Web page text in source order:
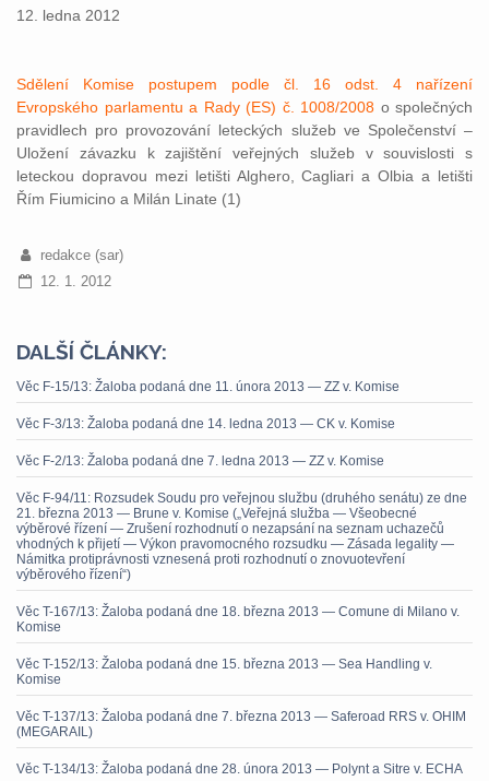
12. ledna 2012
Sdělení Komise postupem podle čl. 16 odst. 4 nařízení
Evropského parlamentu a Rady (ES) č. 1008/2008 o společných
pravidlech pro provozování leteckých služeb ve Společenství –
Uložení závazku k zajištění veřejných služeb v souvislosti s
leteckou dopravou mezi letišti Alghero, Cagliari a Olbia a letišti
Řím Fiumicino a Milán Linate (1)
redakce (sar)
12. 1. 2012
DALŠÍ ČLÁNKY:
Věc F-15/13: Žaloba podaná dne 11. února 2013 — ZZ v. Komise
Věc F-3/13: Žaloba podaná dne 14. ledna 2013 — CK v. Komise
Věc F-2/13: Žaloba podaná dne 7. ledna 2013 — ZZ v. Komise
Věc F-94/11: Rozsudek Soudu pro veřejnou službu (druhého senátu) ze dne
21. března 2013 — Brune v. Komise („Veřejná služba — Všeobecné
výběrové řízení — Zrušení rozhodnutí o nezapsání na seznam uchazečů
vhodných k přijetí — Výkon pravomocného rozsudku — Zásada legality —
Námitka protiprávnosti vznesená proti rozhodnutí o znovuotevření
výběrového řízení“)
Věc T-167/13: Žaloba podaná dne 18. března 2013 — Comune di Milano v.
Komise
Věc T-152/13: Žaloba podaná dne 15. března 2013 — Sea Handling v.
Komise
Věc T-137/13: Žaloba podaná dne 7. března 2013 — Saferoad RRS v. OHIM
(MEGARAIL)
Věc T-134/13: Žaloba podaná dne 28. února 2013 — Polynt a Sitre v. ECHA